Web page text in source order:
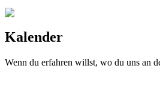
Kalender
Wenn du erfahren willst, wo du uns an